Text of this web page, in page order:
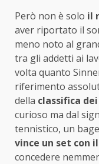
Però non è solo il
aver riportato il
meno noto al
tra gli addetti ai
volta quanto
riferimento
della classifica
curioso ma dal
tennistico, un
vince un set con
concedere